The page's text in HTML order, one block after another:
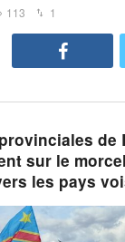
113 1
de
sur le
les pays